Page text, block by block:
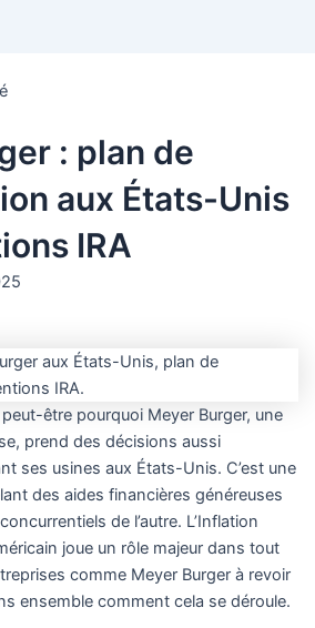
: plan de
aux États-Unis
IRA
être pourquoi Meyer Burger, une
prend des décisions aussi
ses usines aux États-Unis. C’est une
des aides financières généreuses
de l’autre. L’Inflation
joue un rôle majeur dans tout
comme Meyer Burger à revoir
ensemble comment cela se déroule.